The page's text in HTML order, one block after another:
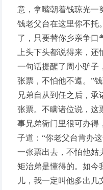
意，拿嘴朝着钱琼光一
钱老父台在这里你不托
了，只要替你乡亲争口
上头下头都说得来，
一句话提醒了周小驴子
张票，不怕他不遵。”
兄弟自从到任之后，承
张票。不瞒诸位说，这
事兄弟衙门里很可办得
子道：“你老父台肯办
一张票出去，不怕他姑
矩治弟是懂得的。如今
儿，我一定叫他多出几